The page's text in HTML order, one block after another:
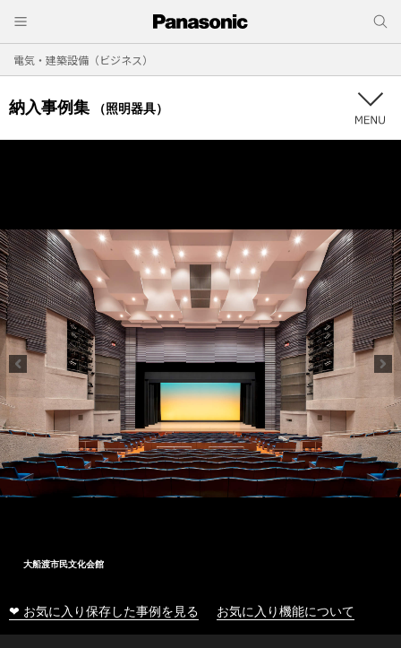
電気・建築設備（ビジネス）
納入事例集 （照明器具）
大船渡市民文化会館
❤ お気に入り保存した事例を見る お気に入り機能について